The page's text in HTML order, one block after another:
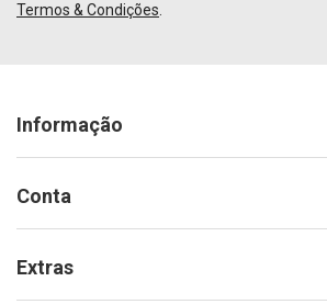
Termos & Condições
Informação
Conta
Extras